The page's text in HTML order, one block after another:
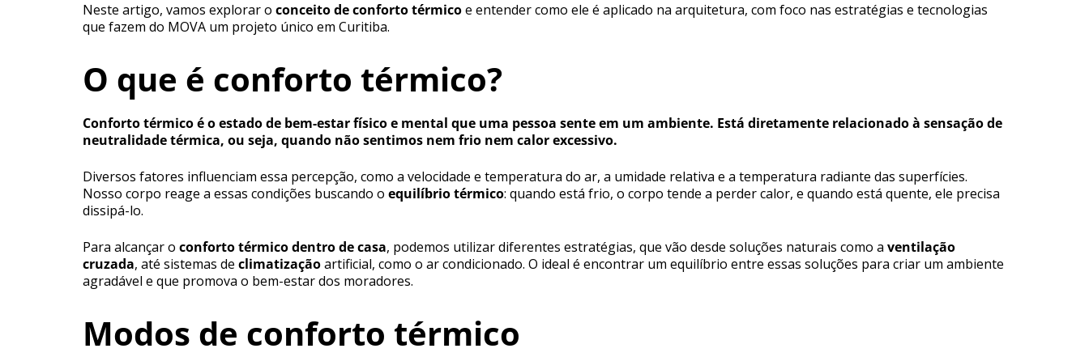
Neste artigo, vamos explorar o conceito de conforto térmicoe entender como ele é aplicado na arquitetura, com foco nas estratégias e tecnologias
que fazem do MOVA um projeto único em Curitiba.
O que é conforto térmico?
Conforto térmico é o estado de bem-estar físico e mental que uma pessoa sente em um ambiente. Está diretamente relacionado à sensação de
neutralidade térmica, ou seja, quando não sentimos nem frio nem calor excessivo.
Diversos fatores influenciam essa percepção, como a velocidade e temperatura do ar, a umidade relativa e a temperatura radiante das superfícies.
Nosso corpo reage a essas condições buscando o equilíbrio térmico: quando está frio, o corpo tende a perder calor, e quando está quente, ele precisa
dissipá-lo.
Para alcançar o conforto térmico dentro de casa, podemos utilizar diferentes estratégias, que vão desde soluções naturais como a ventilação
cruzada, até sistemas de climatizaçãoartificial, como o ar condicionado. O ideal é encontrar um equilíbrio entre essas soluções para criar um ambiente
agradável e que promova o bem-estar dos moradores.
Modos de conforto térmico